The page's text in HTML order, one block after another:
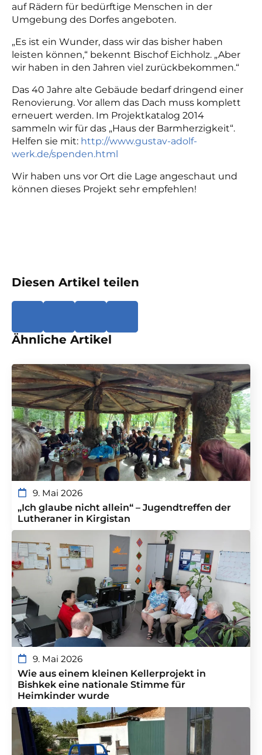
auf Rädern für bedürftige Menschen in der
Umgebung des Dorfes angeboten.
„Es ist ein Wunder, dass wir das bisher haben
leisten können,“ bekennt Bischof Eichholz. „Aber
wir haben in den Jahren viel zurückbekommen.“
Das 40 Jahre alte Gebäude bedarf dringend einer
Renovierung. Vor allem das Dach muss komplett
erneuert werden. Im Projektkatalog 2014
sammeln wir für das „Haus der Barmherzigkeit“.
Helfen sie mit: http://www.gustav-adolf-
werk.de/spenden.html
Wir haben uns vor Ort die Lage angeschaut und
können dieses Projekt sehr empfehlen!
Diesen Artikel teilen
Ähnliche Artikel
9. Mai 2026
„Ich glaube nicht allein“ – Jugendtreffen der
Lutheraner in Kirgistan
9. Mai 2026
Wie aus einem kleinen Kellerprojekt in
Bishkek eine nationale Stimme für
Heimkinder wurde